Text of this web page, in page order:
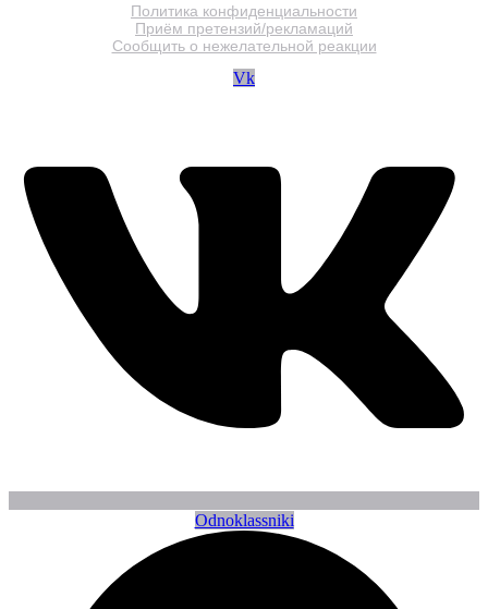
Политика конфиденциальности
Приём претензий/рекламаций
Сообщить о нежелательной реакции
Vk
Odnoklassniki